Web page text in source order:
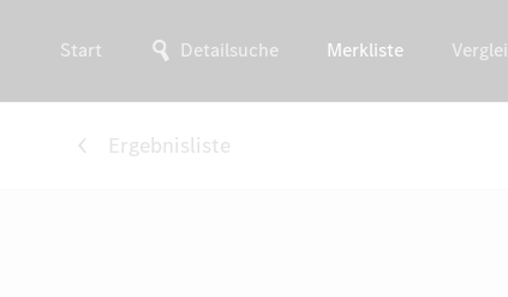
Start Detailsuche Merkliste
Ergebnisliste